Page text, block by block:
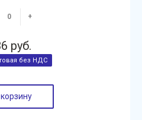
+
руб.